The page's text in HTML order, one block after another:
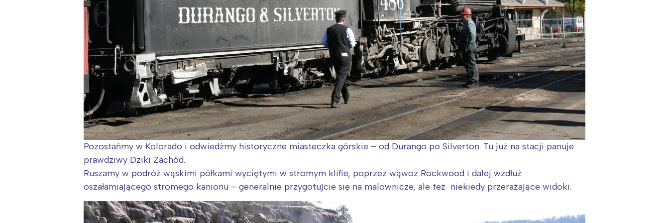
Pozostańmy w Kolorado i odwiedźmy historyczne miasteczka górskie – od Durango po Silverton. Tu już na stacji panuje
prawdziwy Dziki Zachód.
Ruszamy w podróż wąskimi półkami wyciętymi w stromym klifie, poprzez wąwoz Rockwood i dalej wzdłuż
oszałamiającego stromego kanionu – generalnie przygotujcie się na malownicze, ale też niekiedy przerażające widoki.